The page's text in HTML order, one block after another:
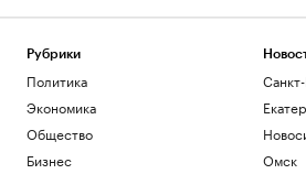
Рубрики
Политика
Экономика
Общество
Бизнес
Омск